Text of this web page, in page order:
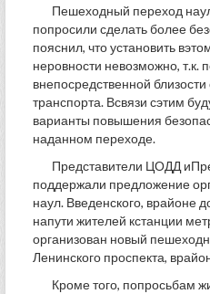
Пешеходный переход
попросили сделать более
пояснил, что установить
неровности невозможно, т.к.
внепосредственной близости
транспорта. Всвязи сэтим
варианты повышения
наданном переходе.
Представители ЦОДД
поддержали предложение
наул. Введенского, врайоне
напути жителей кстанции
организован новый
Ленинского проспекта,
Кроме того, попросьбам